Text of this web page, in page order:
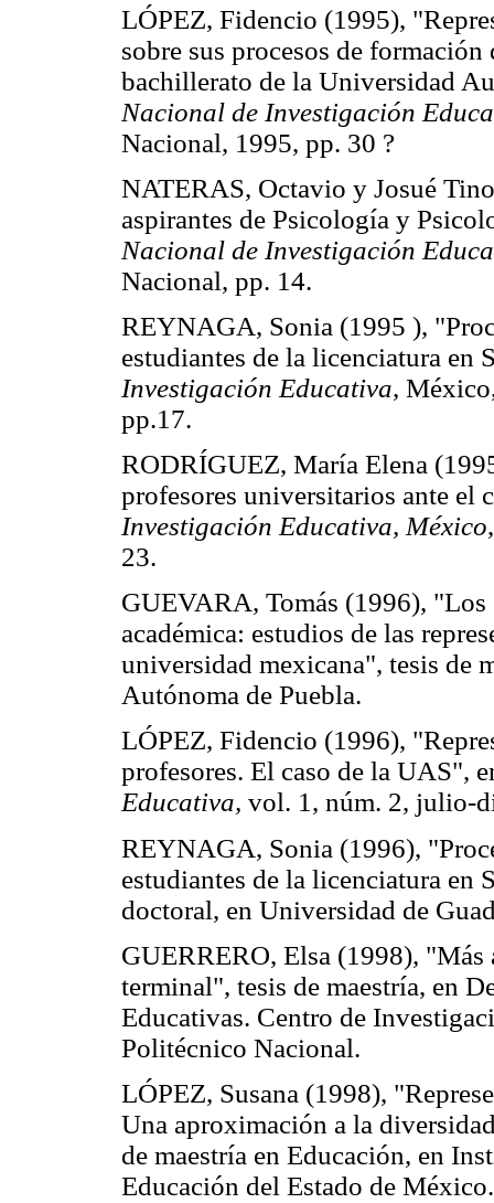
LÓPEZ, Fidencio (1995),
sobre sus procesos de
bachillerato de la Universidad
Nacional de Investigación
Nacional, 1995, pp. 30 ?
NATERAS, Octavio y Josué
aspirantes de Psicología y
Nacional de Investigación
Nacional, pp. 14.
REYNAGA, Sonia (1995 ),
estudiantes de la licenciatura en
Investigación Educativa,
pp.17.
RODRÍGUEZ, María Elena
profesores universitarios ante el
Investigación Educativa, México
23.
GUEVARA, Tomás (1996),
académica: estudios de las
universidad mexicana", tesis de
Autónoma de Puebla.
LÓPEZ, Fidencio (1996),
profesores. El caso de la UAS",
Educativa, vol. 1, núm. 2, julio-
REYNAGA, Sonia (1996),
estudiantes de la licenciatura
doctoral, en Universidad de
GUERRERO, Elsa (1998),
terminal", tesis de maestría, en
Educativas. Centro de
Politécnico Nacional.
LÓPEZ, Susana (1998),
Una aproximación a la
de maestría en Educación, en
Educación del Estado de México.